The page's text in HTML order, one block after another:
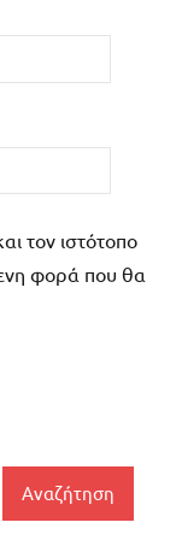
τον ιστότοπο
φορά που θα
Αναζήτηση